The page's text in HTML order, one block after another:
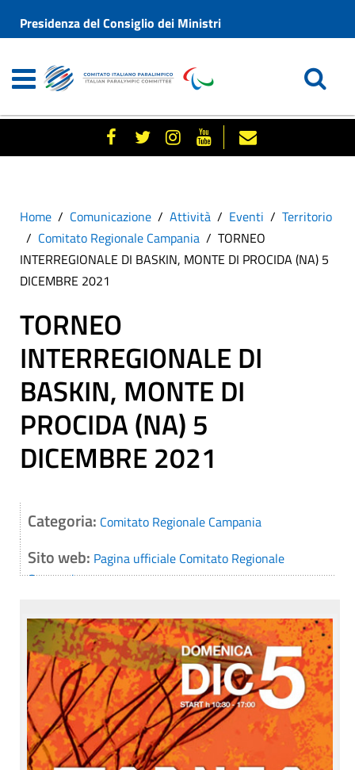
Presidenza del Consiglio dei Ministri
Home Comunicazione Attività Eventi
Territorio
Comitato Regionale Campania
TORNEO
INTERREGIONALE DI BASKIN, MONTE DI PROCIDA (NA) 5
DICEMBRE 2021
TORNEO
INTERREGIONALE DI
BASKIN, MONTE DI
PROCIDA (NA) 5
DICEMBRE 2021
Categoria: Comitato Regionale Campania
Sito web: Pagina ufficiale Comitato Regionale
Campania